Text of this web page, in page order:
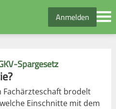
Anmelden
Spargesetz
Fachärzteschaft brodelt
Einschnitte mit dem